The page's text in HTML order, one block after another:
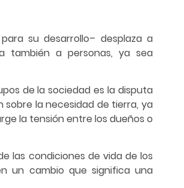
su desarrollo– desplaza a
también a personas, ya sea
de la sociedad es la disputa
la necesidad de tierra, ya
la tensión entre los dueños o
las condiciones de vida de los
un cambio que significa una